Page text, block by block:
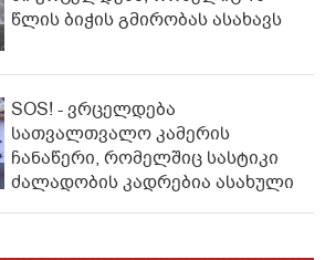
წლის ბიჭის გმირობას ასახავს
SOS! - ვრცელდება
სათვალთვალო კამერის
ჩანაწერი, რომელშიც სასტიკი
ძალადობის კადრებია ასახული